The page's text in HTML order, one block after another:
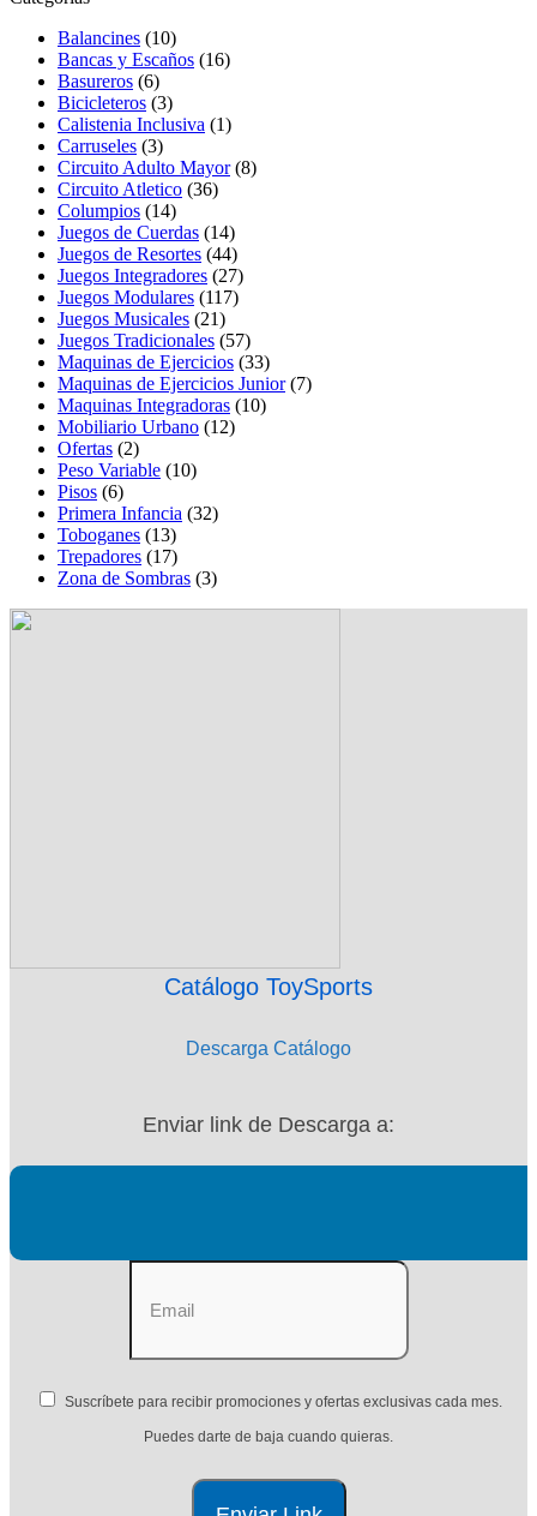
Balancines (10)
Bancas y Escaños (16)
Basureros (6)
Bicicleteros (3)
Calistenia Inclusiva (1)
Carruseles (3)
Circuito Adulto Mayor (8)
Circuito Atletico (36)
Columpios (14)
Juegos de Cuerdas (14)
Juegos de Resortes (44)
Juegos Integradores (27)
Juegos Modulares (117)
Juegos Musicales (21)
Juegos Tradicionales (57)
Maquinas de Ejercicios (33)
Maquinas de Ejercicios Junior (7)
Maquinas Integradoras (10)
Mobiliario Urbano (12)
Ofertas (2)
Peso Variable (10)
Pisos (6)
Primera Infancia (32)
Toboganes (13)
Trepadores (17)
Zona de Sombras (3)
Catálogo ToySports
Descarga Catálogo
Enviar link de Descarga a:
Suscríbete para recibir promociones y ofertas exclusivas cada mes.
Puedes darte de baja cuando quieras.